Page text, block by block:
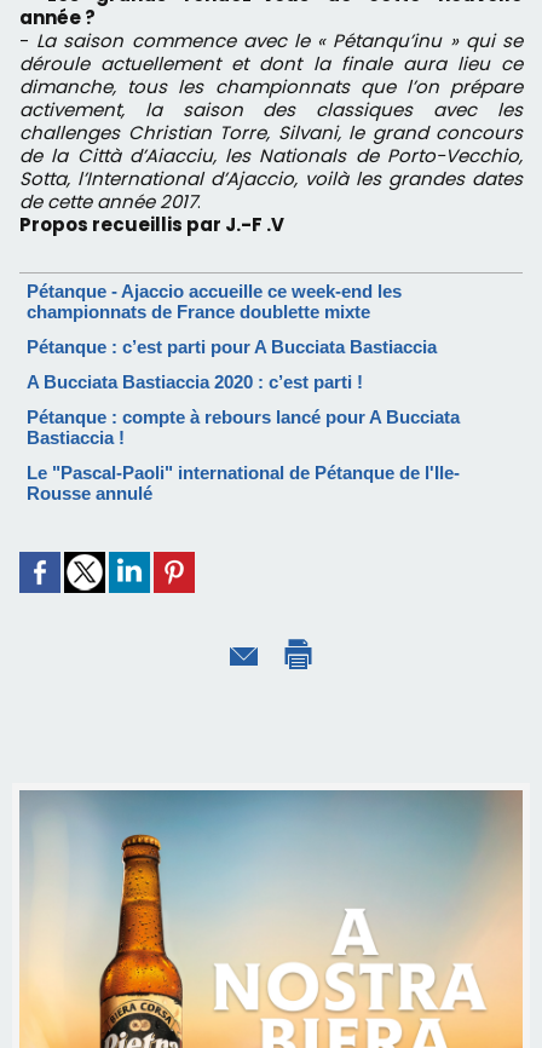
année ?
- La saison commence avec le « Pétanqu’inu » qui se
déroule actuellement et dont la finale aura lieu ce
dimanche, tous les championnats que l’on prépare
activement, la saison des classiques avec les
challenges Christian Torre, Silvani, le grand concours
de la Città d’Aiacciu, les Nationals de Porto-Vecchio,
Sotta, l’International d’Ajaccio, voilà les grandes dates
de cette année 2017.
Propos recueillis par J.-F .V
Pétanque - Ajaccio accueille ce week-end les
championnats de France doublette mixte
Pétanque : c’est parti pour A Bucciata Bastiaccia
A Bucciata Bastiaccia 2020 : c’est parti !
Pétanque : compte à rebours lancé pour A Bucciata
Bastiaccia !
Le "Pascal-Paoli" international de Pétanque de l'Ile-
Rousse annulé